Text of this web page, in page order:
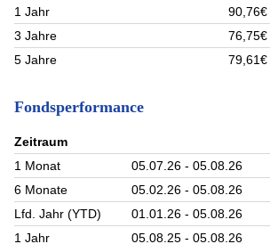
1 Jahr
90,76€
3 Jahre
76,75€
5 Jahre
79,61€
Fondsperformance
Zeitraum
1 Monat 05.07.26 - 05.08.26
6 Monate
05.02.26 - 05.08.26
Lfd. Jahr (YTD)
01.01.26 - 05.08.26
1 Jahr
05.08.25 - 05.08.26